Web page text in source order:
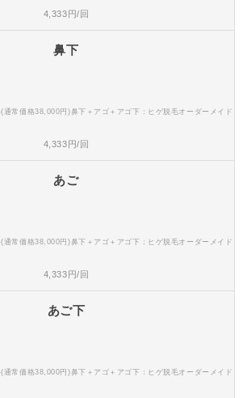
4,333円/回
鼻下
常価格38,000円)鼻下＋アゴ＋アゴ下：ヒゲ脱毛オーダーメイド
4,333円/回
あご
常価格38,000円)鼻下＋アゴ＋アゴ下：ヒゲ脱毛オーダーメイド
4,333円/回
あご下
常価格38,000円)鼻下＋アゴ＋アゴ下：ヒゲ脱毛オーダーメイド